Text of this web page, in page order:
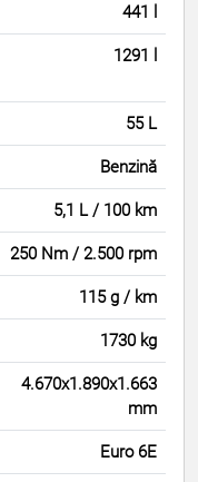
441 l
1291 l
55 L
Benzină
5,1 L / 100 km
250 Nm / 2.500 rpm
115 g / km
1730 kg
4.670x1.890x1.663
mm
Euro 6E